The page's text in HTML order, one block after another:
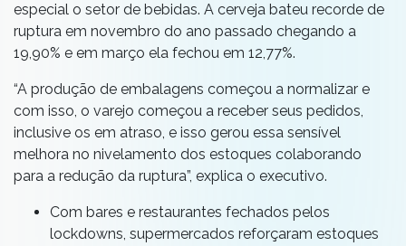
especial o setor de bebidas. A cerveja bateu recorde de
ruptura em novembro do ano passado chegando a
19,90% e em março ela fechou em 12,77%.
“A produção de embalagens começou a normalizar e
com isso, o varejo começou a receber seus pedidos,
inclusive os em atraso, e isso gerou essa sensível
melhora no nivelamento dos estoques colaborando
para a redução da ruptura”, explica o executivo.
Com bares e restaurantes fechados pelos
lockdowns, supermercados reforçaram estoques